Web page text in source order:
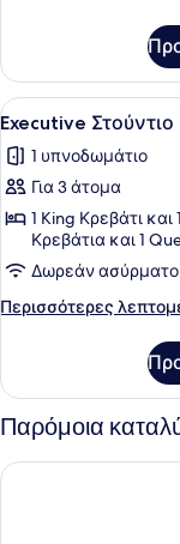
Residence
Suite
Προβολή
όλων
των
φωτογραφιών
για
Executive
Στούντιο
6
Executive Στούντιο
1 υπνοδωμάτιο
Για 3 άτομα
1 King Κρεβάτι
Κρεβάτια και 1
Δωρεάν ασύρματο
Περισσότερες
Περισσότερες
Στούντιο
Παρόμοια
The Jayakarta Bali